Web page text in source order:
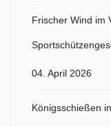
Frischer Wind im
04. April 2026
Königsschießen